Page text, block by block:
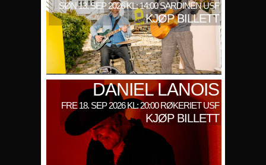
SØN 13. SEP 2026 KL: 14:00 SARDINEN USF
KJØP BILLETT
DANIEL LANOIS
FRE 18. SEP 2026 KL: 20:00 RØKERIET USF
KJØP BILLETT